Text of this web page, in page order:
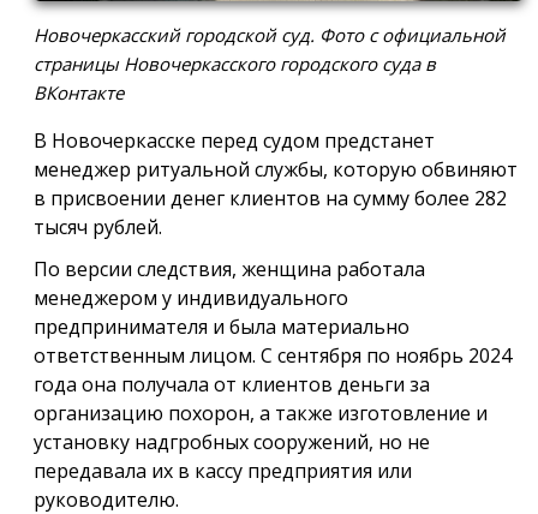
Новочеркасский городской суд. Фото с официальной
страницы Новочеркасского городского суда в
ВКонтакте
В Новочеркасске перед судом предстанет
менеджер ритуальной службы, которую обвиняют
в присвоении денег клиентов на сумму более 282
тысяч рублей.
По версии следствия, женщина работала
менеджером у индивидуального
предпринимателя и была материально
ответственным лицом. С сентября по ноябрь 2024
года она получала от клиентов деньги за
организацию похорон, а также изготовление и
установку надгробных сооружений, но не
передавала их в кассу предприятия или
руководителю.